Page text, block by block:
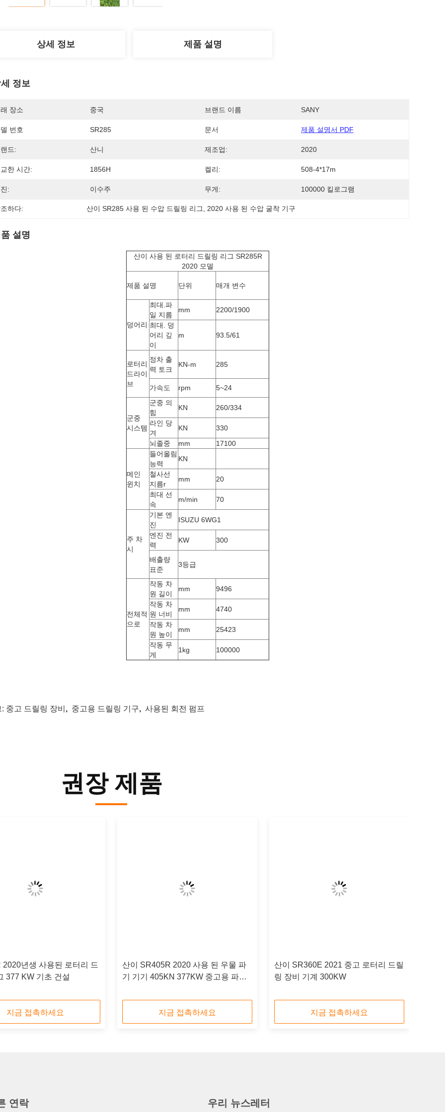
상세 정보 제품 설명
정보
장소 중국 브랜드 이름 SANY
번호 SR285 문서 제품 설명서 PDF
드: 산니 제조업: 2020
한 시간: 1856H 켈리: 508-4*17m
: 이수주 무게: 100000 킬로그램
하다: 산이 SR285 사용 된 수압 드릴링 리그 2020 사용 된 수압 굴착 기구
설명
산이 사용 된 로터리 드릴링 리그 SR285R
2020 모델
제품 설명 단위 매개 변수
덩어리
최대.파
일 지름
mm
2200/1900
최대. 덩
어리 깊
이
m 93.5/61
로터리
드라이
브
정차 출
력 토크
KN-m 285
가속도 rpm 5~24
군중
시스템
군중 의
힘
KN
260/334
라인 당
겨
KN
330
뇌졸중
mm 17100
메인
윈치
들어올림
능력
KN
철사선
지름r
mm
20
최대 선
속
m/min 70
주 차
시
기본 엔
진
ISUZU 6WG1
엔진 전
력
KW 300
배출량
표준
3등급
전체적
으로
작동 차
원 길이
mm
9496
작동 차
원 너비
mm
4740
작동 차
원 높이
mm
25423
작동 무
게
1kg 100000
: 중고 드릴링 장비 , 중고용 드릴링 기구, 사용된 회전 펌프
권장 제품
2020년생 사용된 로터리 드
377 KW 기초 건설
지금 접촉하세요
산이 SR405R 2020 사용 된 우물 파
기 기기 405KN 377KW 중고용 파기
지금 접촉하세요
산이 SR360E 2021 중고 로터리 드릴
링 장비 기계 300KW
지금 접촉하세요
연락 우리 뉴스레터